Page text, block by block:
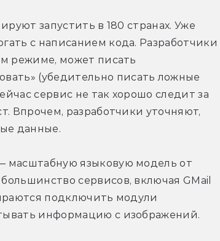
запустить в 180 странах. Уже
с написанием кода. Разработчики
режиме, может писать
(убедительно писать ложные
сервис не так хорошо следит за
Впрочем, разработчики уточняют,
данные.
масштабную языковую модель от
сервисов, включая GMail
подключить модули
информацию с изображений.